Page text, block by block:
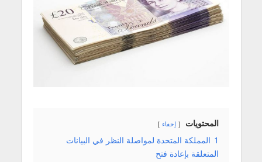
المحتويات إخفاء
1 المملكة المتحدة لمواصلة النظر في البيانات
المتعلقة بإعادة فتح